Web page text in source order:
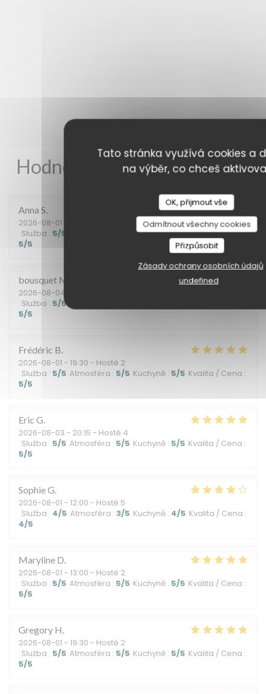
Tato stránka využívá cookies a
na výběr, co chceš
OK, přijmout vše
Odmítnout všechny cookies
Přizpůsobit
Zásady ochrany osobních údajů
undefined
Hodnocení našich zákazníků
Anna S
2026-08-01
Služba : 5/5 Kuchyně:5/5 Kvalita / Cena:
5/5
bousquet M
2026-08-04
Služba : 5/5
5/5
Frédéric B
2026-08-01 - 19:30 - Hosté 2
Služba : 5/5 Atmosféra : 5/5 Kuchyně : 5/5 Kvalita / Cena :
5/5
Eric G
2026-08-03 - 20:15 - Hosté 4
Služba : 5/5 Atmosféra : 5/5 Kuchyně : 5/5 Kvalita / Cena :
5/5
SophieG
2026-08-01 - 12:00 - Hosté 5
Služba : 4/5 Atmosféra : 3/5 Kuchyně : 4/5 Kvalita / Cena :
4/5
Maryline D
2026-08-01 - 13:00 - Hosté 2
Služba : 5/5 Atmosféra : 5/5 Kuchyně : 5/5 Kvalita / Cena :
5/5
Gregory H
2026-08-01 - 19:30 - Hosté 2
Služba : 5/5 Atmosféra : 5/5 Kuchyně : 5/5 Kvalita / Cena :
5/5